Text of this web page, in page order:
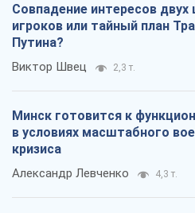
Совпадение интересов двух
игроков или тайный план
Путина?
Виктор Швец 2,3 т.
Минск готовится к
в условиях масштабного
кризиса
Александр Левченко 4,3 т.